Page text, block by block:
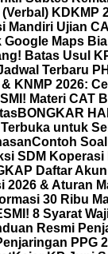
KDKMP
Mandiri Ujian
Maps
Batas Usul
Terbaru
KNMP 2026:
Materi CAT
BONGKAR
untuk
Contoh
SDM Koperasi
Daftar
& Aturan
30 Ribu
8 Syarat
Resmi
PPG